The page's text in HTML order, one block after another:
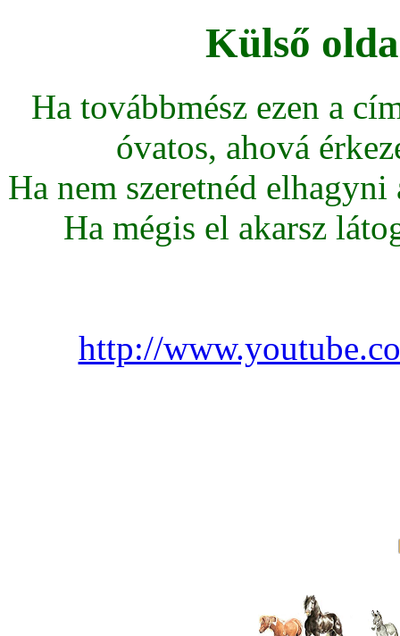
Külső
Ha továbbmész ezen a
óvatos, ahová
Ha nem szeretnéd
Ha mégis el akarsz
http://